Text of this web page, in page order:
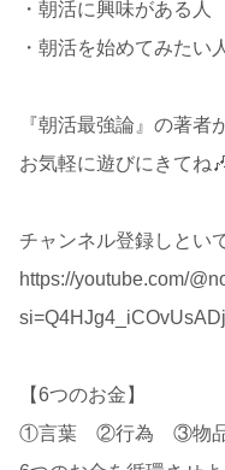
・朝活に興味がある人
・朝活を始めてみたい人
『朝活最強論』の著者
お気軽に遊びにきてね
チャンネル登録しとい
https://youtube.com/
si=Q4HJg4_iCOvUsADj
【6つのお金】
①言葉 ②行為 ③物